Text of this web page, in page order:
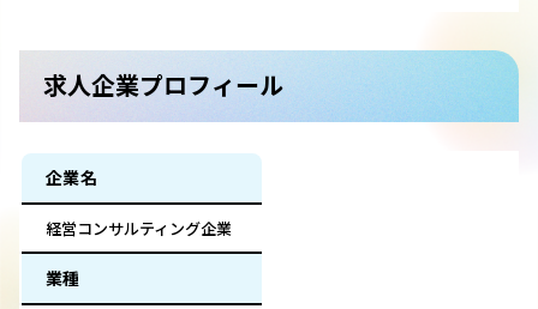
求人企業プロフィール
企業名
経営コンサルティング企業
業種